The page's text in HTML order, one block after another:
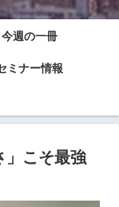
今週の一冊
ミナー情報
こそ最強